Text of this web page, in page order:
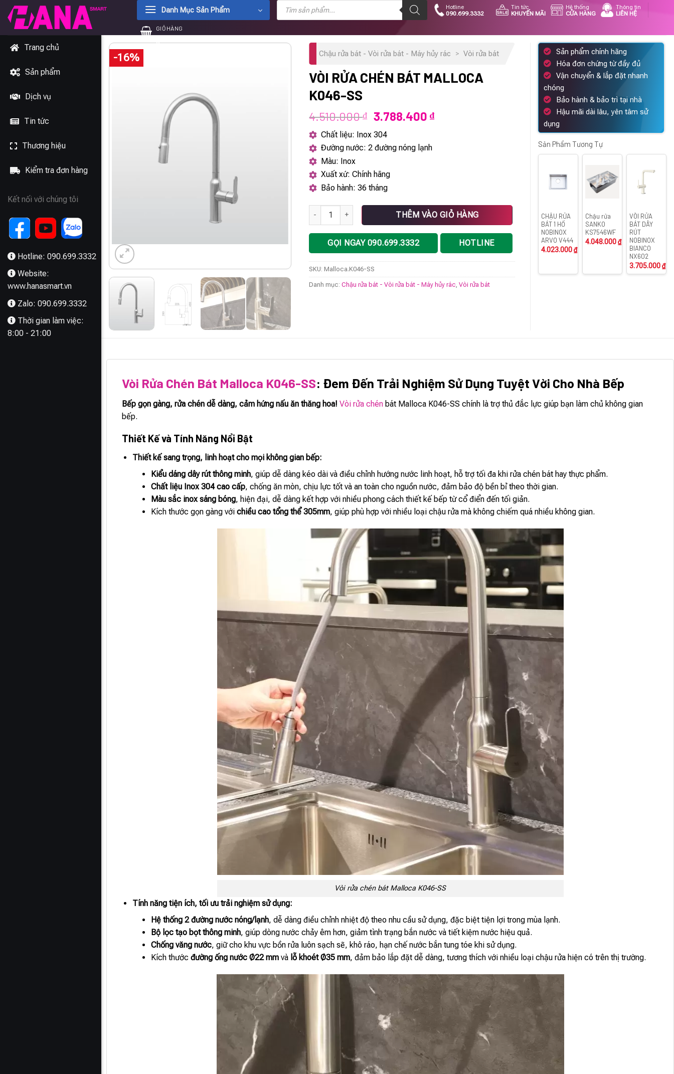
Chuyển
đến
dung
Danh Mục Sản Phẩm
Tìm
kiếm
phẩm
Hotline
090.699.3332
Tin tức
KHUYẾN MÃI
Hệ thống
CỬA HÀNG
Thông tin
LIÊN HỆ
GIỎ HÀNG
0₫
Trang chủ
Sản phẩm
Dịch vụ
Tin tức
Thương hiệu
Kiểm tra đơn hàng
Kết nối với chúng tôi
Hotline: 090.699.3332
Website:
www.hanasmart.vn
Zalo: 090.699.3332
Thời gian làm việc:
8:00 - 21:00
-16% Chậu rửa bát - Vòi rửa bát - Máy hủy rác > Vòi rửa bát
VÒI RỬA CHÉN BÁT MALLOCA
K046-SS
4.510.000₫ Giá
gốc
là:
4.510.000 ₫.
3.788.400 ₫Giá
Chất liệu: Inox 304
Đường nước: 2 đường nóng lạnh
Màu: Inox
Xuất xứ: Chính hãng
Bảo hành: 36 tháng
Vòi rửa chén bát Malloca K046-SS số lượng
THÊM VÀO GIỎ HÀNG
GỌI NGAY 090.699.3332 HOTLINE
SKU:Malloca.K046-SS
Danh mục:Chậu rửa bát - Vòi rửa bát - Máy hủy rác ,Vòi rửa bát
Sản phẩm chính hãng
Hóa đơn chứng từ đầy đủ
Vận chuyển & lắp đặt nhanh
chóng
Bảo hành & bảo trì tại nhà
Hậu mãi dài lâu, yên tâm sử
dụng
Sản Phẩm Tương Tự
CHẬU RỬA
BÁT 1 HỐ
NOBINOX
ARVO V444
4.023.000₫
Chậu rửa
SANKO
KS7546WF
4.048.000₫
VÒI RỬA
BÁT DÂY
RÚT
NOBINOX
BIANCO
NX602
3.705.000₫
Vòi Rửa Chén Bát Malloca K046-SS: Đem Đến Trải Nghiệm Sử Dụng Tuyệt Vời Cho Nhà Bếp
Bếp gọn gàng, rửa chén dễ dàng, cảm hứng nấu ăn thăng hoa! Vòi rửa chén bát Malloca K046-SS chính là trợ thủ đắc lực giúp bạn làm chủ không gian
bếp.
Thiết Kế và Tính Năng Nổi Bật
Thiết kế sang trọng, linh hoạt cho mọi không gian bếp:
Kiểu dáng dây rút thông minh, giúp dễ dàng kéo dài và điều chỉnh hướng nước linh hoạt, hỗ trợ tối đa khi rửa chén bát hay thực phẩm.
Chất liệu Inox 304 cao cấp, chống ăn mòn, chịu lực tốt và an toàn cho nguồn nước, đảm bảo độ bền bỉ theo thời gian.
Màu sắc inox sáng bóng, hiện đại, dễ dàng kết hợp với nhiều phong cách thiết kế bếp từ cổ điển đến tối giản.
Kích thước gọn gàng với chiều cao tổng thể 305mm, giúp phù hợp với nhiều loại chậu rửa mà không chiếm quá nhiều không gian.
Vòi rửa chén bát Malloca K046-SS
Tính năng tiện ích, tối ưu trải nghiệm sử dụng:
Hệ thống 2 đường nước nóng/lạnh, dễ dàng điều chỉnh nhiệt độ theo nhu cầu sử dụng, đặc biệt tiện lợi trong mùa lạnh.
Bộ lọc tạo bọt thông minh, giúp dòng nước chảy êm hơn, giảm tình trạng bắn nước và tiết kiệm nước hiệu quả.
Chống văng nước, giữ cho khu vực bồn rửa luôn sạch sẽ, khô ráo, hạn chế nước bắn tung tóe khi sử dụng.
Kích thước đường ống nước Ø22 mmvà lỗ khoét Ø35 mm, đảm bảo lắp đặt dễ dàng, tương thích với nhiều loại chậu rửa hiện có trên thị trường.